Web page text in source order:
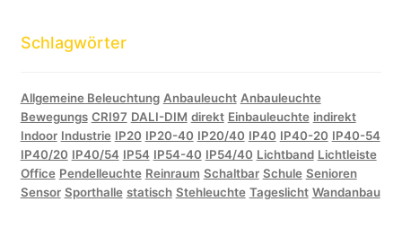
Schlagwörter
Allgemeine Beleuchtung Anbauleucht Anbauleuchte
Bewegungs CRI97 DALI-DIM direkt Einbauleuchte indirekt
Indoor Industrie IP20 IP20-40 IP20/40 IP40 IP40-20 IP40-54
IP40/20 IP40/54 IP54 IP54-40 IP54/40 Lichtband Lichtleiste
Office Pendelleuchte Reinraum Schaltbar Schule Senioren
Sensor Sporthalle statisch Stehleuchte Tageslicht Wandanbau